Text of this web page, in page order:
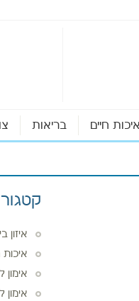
איכות חיים בריאות
איזון
איכות
אימון
אימון